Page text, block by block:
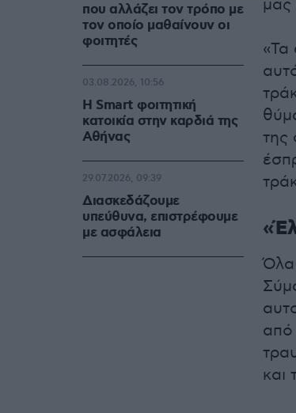
μας
«Τα
της
Όλα
από
και
που αλλάζει τον τρόπο με
τον οποίο μαθαίνουν οι
φοιτητές
Η Smart φοιτητική
κατοικία στην καρδιά της
Αθήνας
03.08.2026, 10:56
Διασκεδάζουμε
υπεύθυνα, επιστρέφουμε
με ασφάλεια
29.07.2026, 09:39